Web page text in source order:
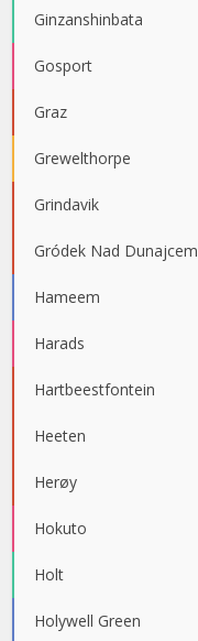
Ginzanshinbata
Gosport
Graz
Grewelthorpe
Grindavik
Gródek Nad Dunajcem
Hameem
Harads
Hartbeestfontein
Heeten
Herøy
Hokuto
Holt
Holywell Green